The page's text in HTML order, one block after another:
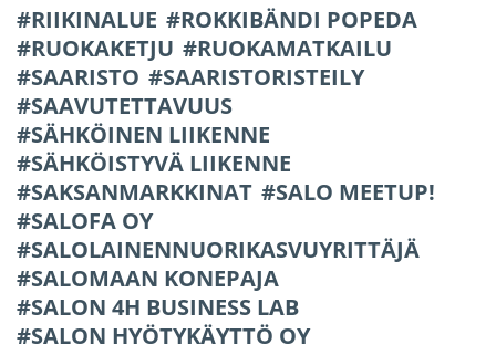
RIIKINALUE
ROKKIBÄNDI POPEDA
RUOKAKETJU
RUOKAMATKAILU
SAARISTO
SAARISTORISTEILY
SAAVUTETTAVUUS
SÄHKÖINEN LIIKENNE
SÄHKÖISTYVÄ LIIKENNE
SAKSANMARKKINAT
SALO MEETUP!
SALOFA OY
SALOLAINENNUORIKASVUYRITTÄJÄ
SALOMAAN KONEPAJA
SALON 4H BUSINESS LAB
SALON HYÖTYKÄYTTÖ OY